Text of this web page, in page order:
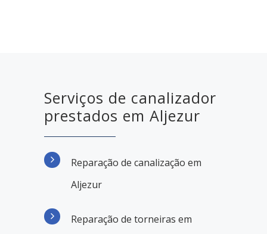
Serviços de canalizador
prestados em Aljezur
Reparação de canalização em
Aljezur
Reparação de torneiras em